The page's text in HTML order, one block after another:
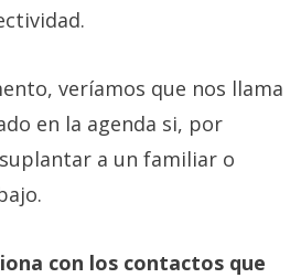
veríamos que nos llama
en la agenda si, por
a un familiar o
con los contactos que